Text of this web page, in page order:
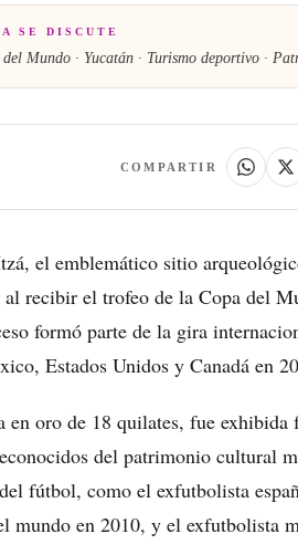
SE DISCUTE
Mundo · Yucatán · Turismo deportivo ·
COMPARTIR
el emblemático sitio
al recibir el trofeo de la Copa del
formó parte de la gira
Estados Unidos y Canadá en
en oro de 18 quilates, fue
del patrimonio cultural
fútbol, como el exfutbolista
mundo en 2010, y el exfutbolista